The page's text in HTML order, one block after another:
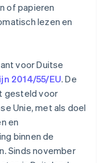
of papieren
lezen en
voor Duitse
2014/55/EU. De
gesteld voor
Unie, met als doel
en
binnen de
Sinds november